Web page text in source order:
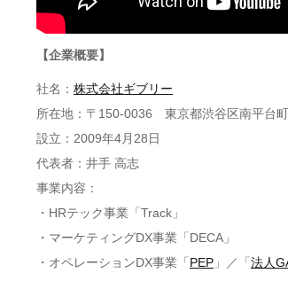
【企業概要】
社名： 株式会社ギブリー
所在地：〒150-0036 東京都渋谷区南平台
設立：2009年4月28日
代表者：井手 高志
事業内容：
・HRテック事業「Track」
・マーケティングDX事業「DECA」
・オペレーションDX事業「 PEP 」／「 法人